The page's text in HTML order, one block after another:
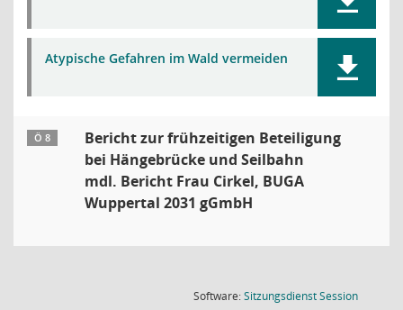
Atypische Gefahren im Wald vermeiden
Ö 8
Bericht zur frühzeitigen Beteiligung
bei Hängebrücke und Seilbahn
mdl. Bericht Frau Cirkel, BUGA
Wuppertal 2031 gGmbH
Software:SitzungsdienstSession(Wird in